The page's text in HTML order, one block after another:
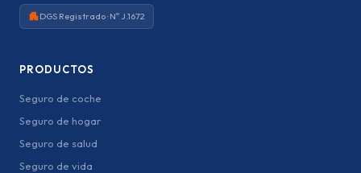
DGS Registrado · Nº J.1672
PRODUCTOS
Seguro de coche
Seguro de hogar
Seguro de salud
Seguro de vida